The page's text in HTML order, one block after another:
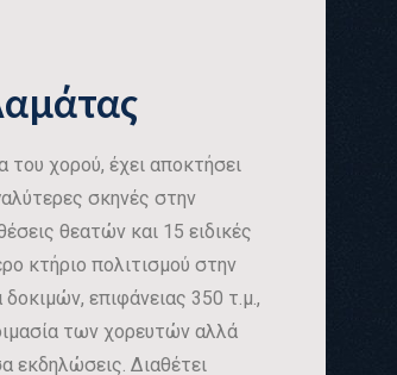
χορού, έχει αποκτήσει
σκηνές στην
θεατών και 15 ειδικές
κτήριο πολιτισμού στην
επιφάνειας 350 τ.μ.,
των χορευτών αλλά
εκδηλώσεις. Διαθέτει